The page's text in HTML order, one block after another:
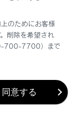
のためにお客様
削除を希望され
700-7700）まで
同意する